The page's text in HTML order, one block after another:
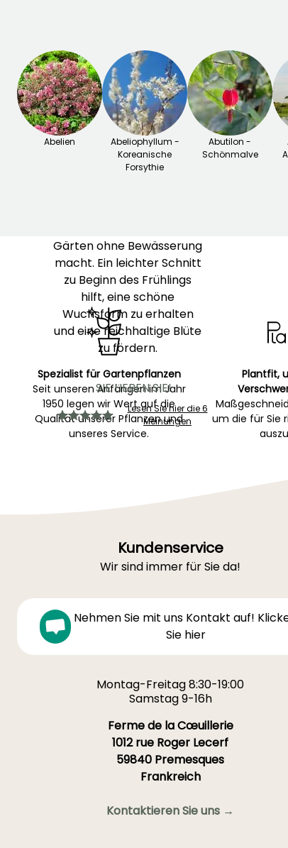
Die Bastard
Blasensträucher gedeihen
in gut durchlässigen, sogar
mageren Böden und
bevorzugen eine sonnige
Exposition. Sie sindsehr
trockenheitsresistent
benötigen wenig Pflege,
Gärten ohne Bewässerung
macht. Ein leichter Schnitt
zu Beginn des Frühlings
hilft, eine schöne
Wuchsform zu erhalten
und eine reichhaltige Blüte
zu fördern.
SIE LIEBEN SIE!
Lesen Sie hier die 6
Meinungen
Abelien
Abeliophyllum -
Koreanische
Forsythie
Abutilon -
Schönmalve
Spezialist für Gartenpflanzen
Seit unseren Anfängen im Jahr
1950 legen wir Wert auf die
Qualität unserer Pflanzen und
unseres Service.
Plantfit,
um die für Sie
Kundenservice
Wir sind immer für Sie da!
Nehmen Sie mit uns Kontakt auf!
Sie hier
Montag-Freitag 8:30-19:00
Samstag 9-16h
Ferme de la Cœuillerie
1012 rue Roger Lecerf
59840 Premesques
Frankreich
Kontaktieren Sie uns →